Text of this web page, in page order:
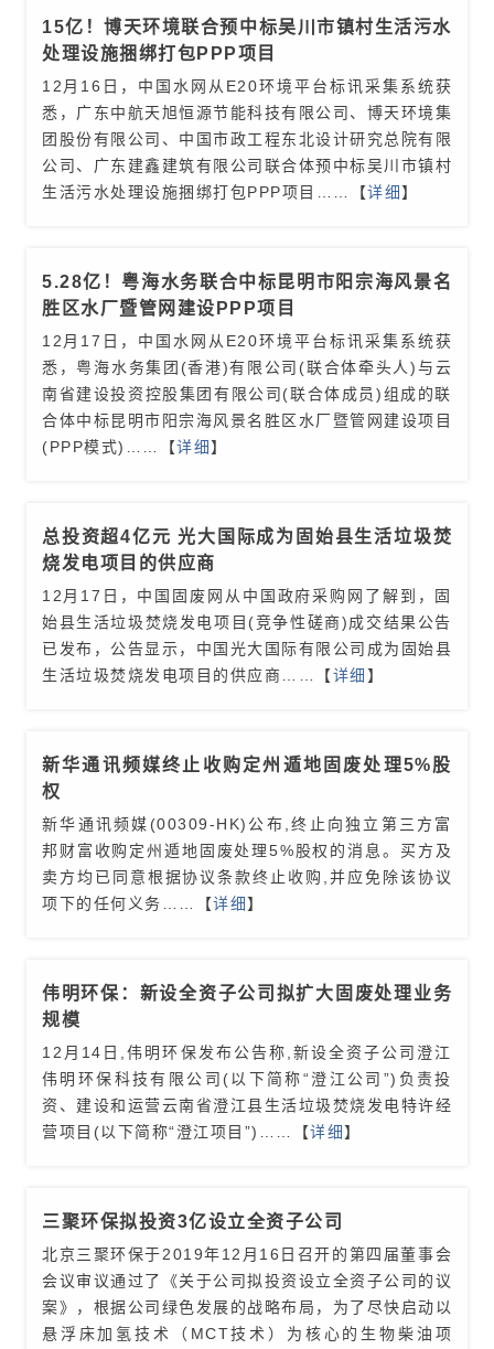
15亿！博天环境联合预中标吴川市镇村生活污水
处理设施捆绑打包PPP项目
12月16日，中国水网从E20环境平台标讯采集系统获
悉，广东中航天旭恒源节能科技有限公司、博天环境集
团股份有限公司、中国市政工程东北设计研究总院有限
公司、广东建鑫建筑有限公司联合体预中标吴川市镇村
生活污水处理设施捆绑打包PPP项目
……【详细】
5.28亿！粤海水务联合中标昆明市阳宗海风景名
胜区水厂暨管网建设PPP项目
12月17日，中国水网从E20环境平台标讯采集系统获
悉，粤海水务集团(香港)有限公司(联合体牵头人)与云
南省建设投资控股集团有限公司(联合体成员)组成的联
合体中标昆明市阳宗海风景名胜区水厂暨管网建设项目
(PPP模式)
……【详细】
总投资超4亿元 光大国际成为固始县生活垃圾焚
烧发电项目的供应商
12月17日，中国固废网从中国政府采购网了解到，固
始县生活垃圾焚烧发电项目(竞争性磋商)成交结果公告
已发布，公告显示，中国光大国际有限公司成为固始县
生活垃圾焚烧发电项目的供应商 ……【详细 】
新华通讯频媒终止收购定州遁地固废处理5%股
权
新华通讯频媒(00309-HK)公布,终止向独立第三方富
邦财富收购定州遁地固废处理5%股权的消息。买方及
卖方均已同意根据协议条款终止收购,并应免除该协议
项下的任何义务 ……【详细】
伟明环保：新设全资子公司拟扩大固废处理业务
规模
12月14日,伟明环保发布公告称,新设全资子公司澄江
伟明环保科技有限公司(以下简称“澄江公司”)负责投
资、建设和运营云南省澄江县生活垃圾焚烧发电特许经
营项目(以下简称“澄江项目”)
……【详细】
三聚环保拟投资3亿设立全资子公司
北京三聚环保于2019年12月16日召开的第四届董事会
会议审议通过了《关于公司拟投资设立全资子公司的议
案》，根据公司绿色发展的战略布局，为了尽快启动以
悬浮床加氢技术（MCT技术）为核心的生物柴油项